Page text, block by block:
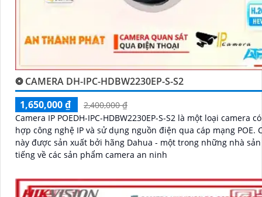
❂ CAMERA DH-IPC-HDBW2230EP-S-S2
1,650,000 ₫
2,400,000 ₫
Camera IP POEDH-IPC-HDBW2230EP-S-S2 là một loại camera
hợp công nghệ IP và sử dụng nguồn điện qua cáp mạng POE. Camera
này được sản xuất bởi hãng Dahua - một trong những nhà
tiếng về các sản phẩm camera an ninh